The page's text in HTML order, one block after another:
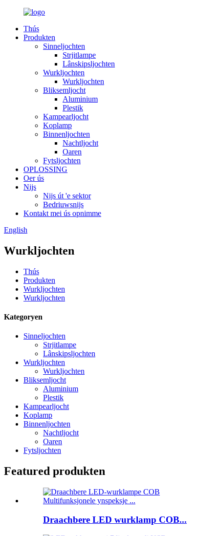
Thús
Produkten
Sinneljochten
Strjitlampe
Lânskipsljochten
Wurkljochten
Wurkljochten
Bliksemljocht
Aluminium
Plestik
Kampearljocht
Koplamp
Binnenljochten
Nachtljocht
Oaren
Fytsljochten
OPLOSSING
Oer ús
Nijs
Nijs út 'e sektor
Bedriuwsnijs
Kontakt mei ús opnimme
English
Wurkljochten
Thús
Produkten
Wurkljochten
Wurkljochten
Kategoryen
Sinneljochten
Strjitlampe
Lânskipsljochten
Wurkljochten
Wurkljochten
Bliksemljocht
Aluminium
Plestik
Kampearljocht
Koplamp
Binnenljochten
Nachtljocht
Oaren
Fytsljochten
Featured produkten
Draachbere LED wurklamp COB...